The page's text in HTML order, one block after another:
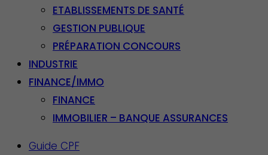
ETABLISSEMENTS DE SANTÉ
GESTION PUBLIQUE
PRÉPARATION CONCOURS
INDUSTRIE
FINANCE/IMMO
FINANCE
IMMOBILIER – BANQUE ASSURANCES
Guide CPF